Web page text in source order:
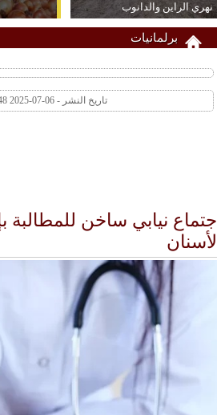
نهري الراين والدانوب
برلمانيات
تاريخ النشر - 06-07-2025 12:48 PM عدد المشاهدات 21 | عدد التعليقات 0
اجتماع نيابي ساخن
الأسنان